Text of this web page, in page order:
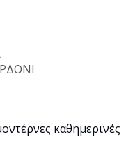
καθημερινές